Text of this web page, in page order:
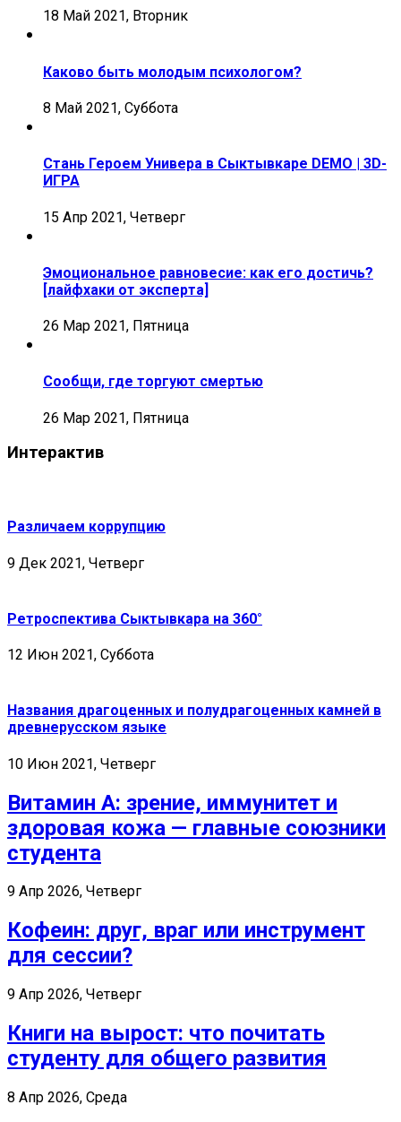
18 Май 2021, Вторник
Каково быть молодым психологом?
8 Май 2021, Суббота
Стань Героем Универа в Сыктывкаре DEMO | 3D-
ИГРА
15 Апр 2021, Четверг
Эмоциональное равновесие: как его достичь?
[лайфхаки от эксперта]
26 Мар 2021, Пятница
Сообщи, где торгуют смертью
26 Мар 2021, Пятница
Интерактив
Различаем коррупцию
9 Дек 2021, Четверг
Ретроспектива Сыктывкара на 360°
12 Июн 2021, Суббота
Названия драгоценных и полудрагоценных камней в
древнерусском языке
10 Июн 2021, Четверг
Витамин А: зрение, иммунитет и
здоровая кожа — главные союзники
студента
9 Апр 2026, Четверг
Кофеин: друг, враг или инструмент
для сессии?
9 Апр 2026, Четверг
Книги на вырост: что почитать
студенту для общего развития
8 Апр 2026, Среда